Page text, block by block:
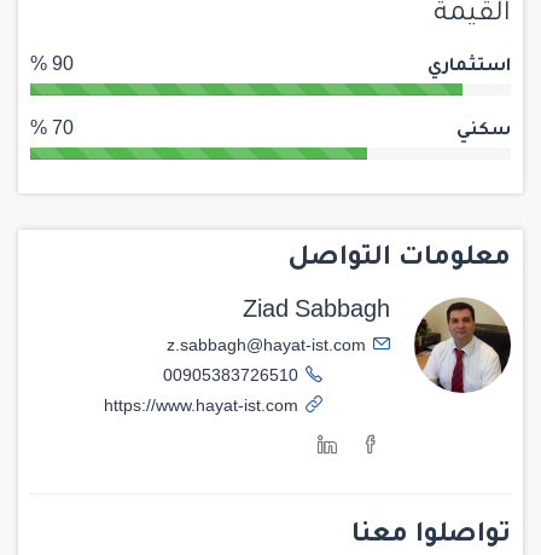
القيمة
استثماري 90 %
سكني 70 %
معلومات التواصل
Ziad Sabbagh
z.sabbagh@hayat-ist.com
تواصلوا معنا